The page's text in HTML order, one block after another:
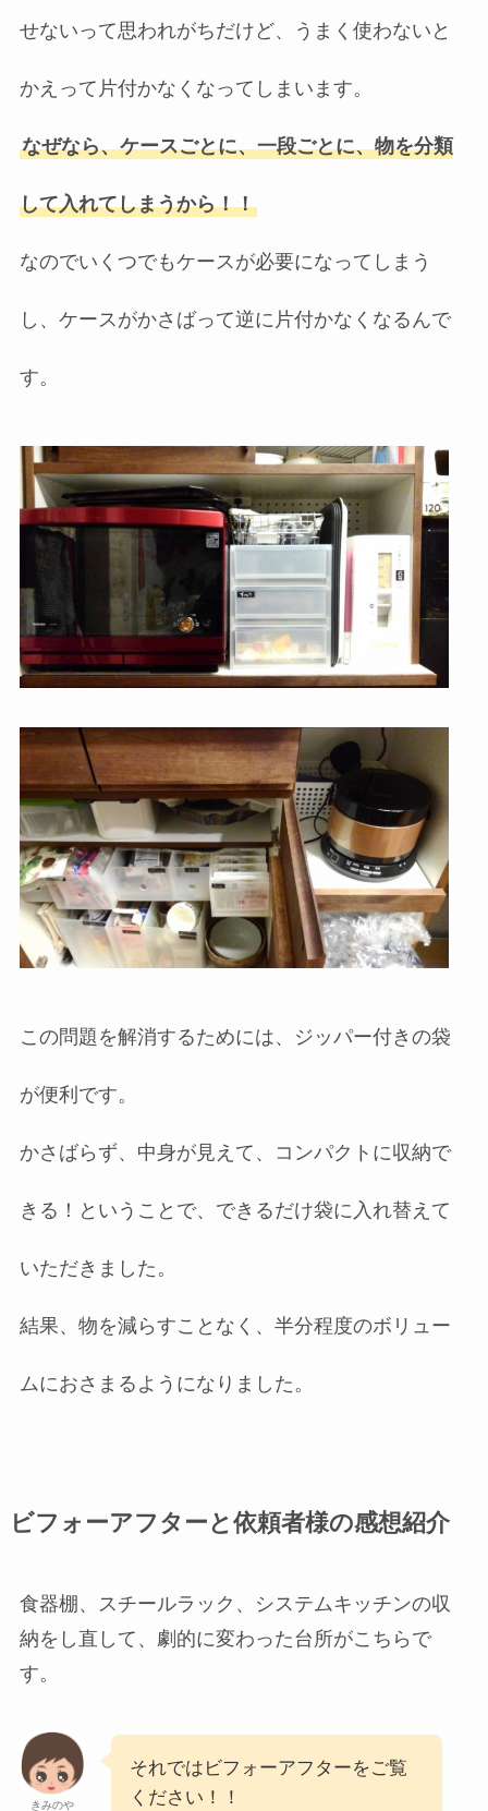
せないって思われがちだけど、うまく使わないと
かえって片付かなくなってしまいます。
なぜなら、ケースごとに、一段ごとに、物を分類
して入れてしまうから！！
なのでいくつでもケースが必要になってしまう
し、ケースがかさばって逆に片付かなくなるんで
す。
この問題を解消するためには、ジッパー付きの袋
が便利です。
かさばらず、中身が見えて、コンパクトに収納で
きる！ということで、できるだけ袋に入れ替えて
いただきました。
結果、物を減らすことなく、半分程度のボリュー
ムにおさまるようになりました。
ビフォーアフターと依頼者様の感想紹介
食器棚、スチールラック、システムキッチンの収
納をし直して、劇的に変わった台所がこちらで
す。
きみのや
それではビフォーアフターをご覧
ください！！